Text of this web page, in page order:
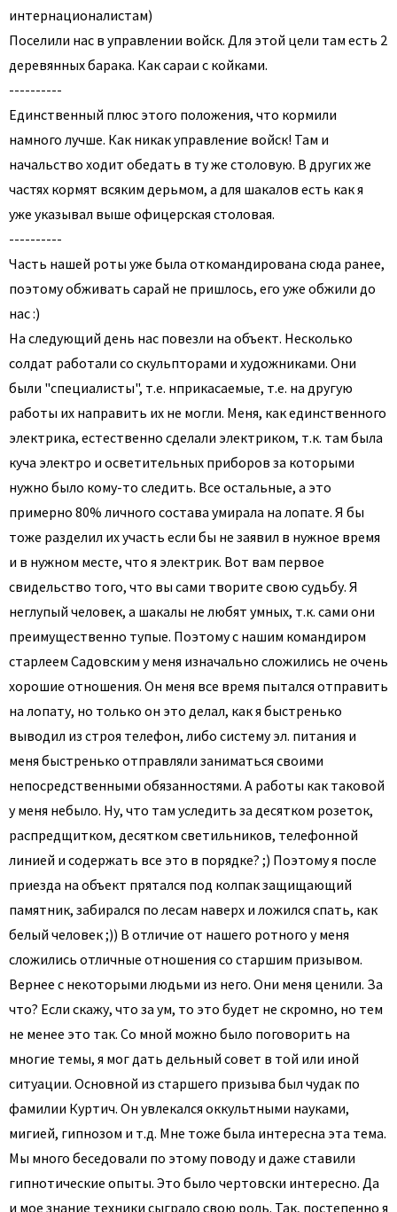
интернационалистам)
Поселили нас в управлении войск. Для этой цели там есть 2
деревянных барака. Как сараи с койками.
----------
Единственный плюс этого положения, что кормили
намного лучше. Как никак управление войск! Там и
начальство ходит обедать в ту же столовую. В других же
частях кормят всяким дерьмом, а для шакалов есть как я
уже указывал выше офицерская столовая.
----------
Часть нашей роты уже была откомандирована сюда ранее,
поэтому обживать сарай не пришлось, его уже обжили до
нас :)
На следующий день нас повезли на объект. Несколько
солдат работали со скульпторами и художниками. Они
были "специалисты", т.е. нприкасаемые, т.е. на другую
работы их направить их не могли. Меня, как единственного
электрика, естественно сделали электриком, т.к. там была
куча электро и осветительных приборов за которыми
нужно было кому-то следить. Все остальные, а это
примерно 80% личного состава умирала на лопате. Я бы
тоже разделил их участь если бы не заявил в нужное время
и в нужном месте, что я электрик. Вот вам первое
свидельство того, что вы сами творите свою судьбу. Я
неглупый человек, а шакалы не любят умных, т.к. сами они
преимущественно тупые. Поэтому с нашим командиром
старлеем Садовским у меня изначально сложились не очень
хорошие отношения. Он меня все время пытался отправить
на лопату, но только он это делал, как я быстренько
выводил из строя телефон, либо систему эл. питания и
меня быстренько отправляли заниматься своими
непосредственными обязанностями. А работы как таковой
у меня небыло. Ну, что там уследить за десятком розеток,
распредщитком, десятком светильников, телефонной
линией и содержать все это в порядке? ;) Поэтому я после
приезда на объект прятался под колпак защищающий
памятник, забирался по лесам наверх и ложился спать, как
белый человек ;)) В отличие от нашего ротного у меня
сложились отличные отношения со старшим призывом.
Вернее с некоторыми людьми из него. Они меня ценили. За
что? Если скажу, что за ум, то это будет не скромно, но тем
не менее это так. Со мной можно было поговорить на
многие темы, я мог дать дельный совет в той или иной
ситуации. Основной из старшего призыва был чудак по
фамилии Куртич. Он увлекался оккультными науками,
мигией, гипнозом и т.д. Мне тоже была интересна эта тема.
Мы много беседовали по этому поводу и даже ставили
гипнотические опыты. Это было чертовски интересно. Да
и мое знание техники сыграло свою роль. Так, постепенно я